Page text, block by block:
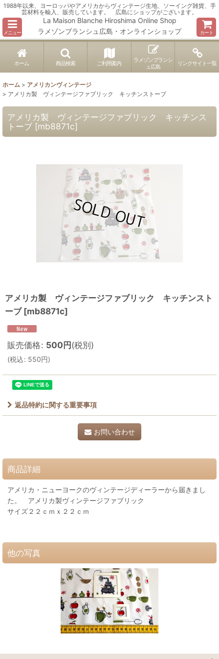
1988年以来、ヨーロッパやアメリカからヴィンテージ生地、ソーイング雑貨、手
芸材料を輸入、販売しています。 広島にショップがございます。
メニュー
La Maison Blanche Hiroshima Online Shop
ラメゾンブランシュ広島・オンラインショップ
カート
ホーム 商品検索 ご利用案内
ラメゾンブランシ
ュ広島
リンクサイト一覧
ホーム > アメリカンヴィンテージ
> アメリカ製 ヴィンテージファブリック キッチンストーブ
アメリカ製 ヴィンテージファブリック キッチンス
トーブ [mb8871c]
アメリカ製 ヴィンテージファブリック キッチンスト
ーブ [mb8871c]
販売価格: 500円(税別)
(税込: 550円)
返品特約に関する重要事項
お問い合わせ
商品詳細
アメリカ・ニューヨークのヴィンテージディーラーから届きまし
た。 アメリカ製ヴィンテージファブリック
サイズ２２ｃｍｘ２２ｃｍ
他の写真